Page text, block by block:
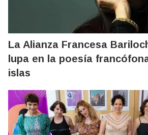
La Alianza Francesa
lupa en la poesía
islas